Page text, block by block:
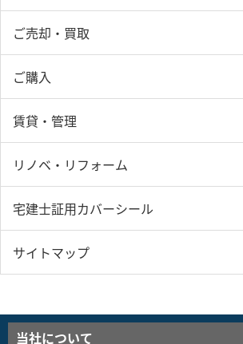
ご売却・買取
ご購入
賃貸・管理
リノベ・リフォーム
宅建士証用カバーシール
サイトマップ
当社について